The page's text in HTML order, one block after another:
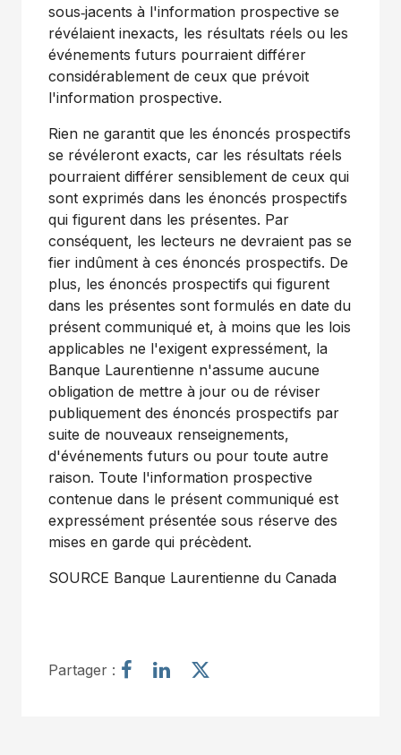
sous‑jacents à l'information prospective se
révélaient inexacts, les résultats réels ou les
événements futurs pourraient différer
considérablement de ceux que prévoit
l'information prospective.
Rien ne garantit que les énoncés prospectifs
se révéleront exacts, car les résultats réels
pourraient différer sensiblement de ceux qui
sont exprimés dans les énoncés prospectifs
qui figurent dans les présentes. Par
conséquent, les lecteurs ne devraient pas se
fier indûment à ces énoncés prospectifs. De
plus, les énoncés prospectifs qui figurent
dans les présentes sont formulés en date du
présent communiqué et, à moins que les lois
applicables ne l'exigent expressément, la
Banque Laurentienne n'assume aucune
obligation de mettre à jour ou de réviser
publiquement des énoncés prospectifs par
suite de nouveaux renseignements,
d'événements futurs ou pour toute autre
raison. Toute l'information prospective
contenue dans le présent communiqué est
expressément présentée sous réserve des
mises en garde qui précèdent.
SOURCE Banque Laurentienne du Canada
Partager :
P